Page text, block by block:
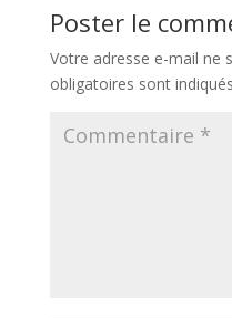
Poster le
Votre adresse e-mail ne
obligatoires sont